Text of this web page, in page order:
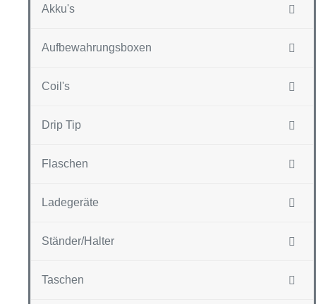
Akku's
Aufbewahrungsboxen
Coil's
Drip Tip
Flaschen
Ladegeräte
Ständer/Halter
Taschen